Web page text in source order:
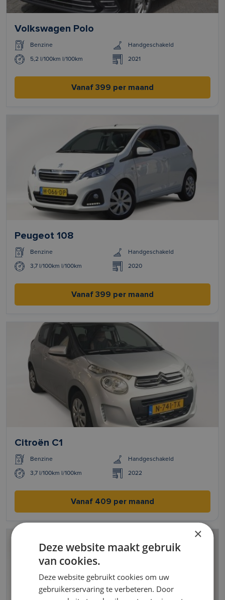
Volkswagen Polo
Benzine Handgeschakeld
5,2 l/100km l/100km 2021
Vanaf 399 per maand
Peugeot 108
Benzine Handgeschakeld
3,7 l/100km l/100km 2020
Vanaf 399 per maand
Citroën C1
Benzine Handgeschakeld
3,7 l/100km l/100km 2022
Vanaf 409 per maand
×
Deze website maakt gebruik
van cookies.
Deze website gebruikt cookies om uw
gebruikerservaring te verbeteren. Door